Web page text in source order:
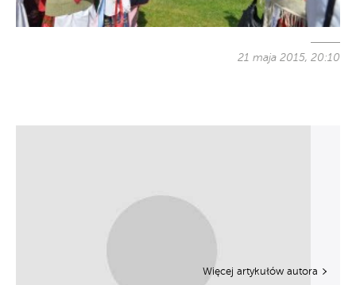
21 maja 2015, 20:10
Więcej artykułów autora